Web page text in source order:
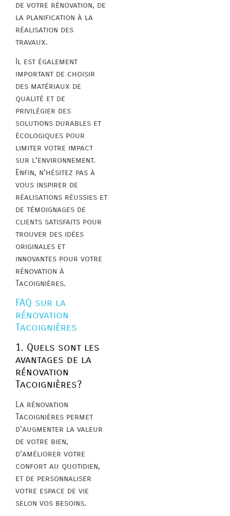
de votre rénovation, de
la planification à la
réalisation des
travaux.
Il est également
important de choisir
des matériaux de
qualité et de
privilégier des
solutions durables et
écologiques pour
limiter votre impact
sur l’environnement.
Enfin, n’hésitez pas à
vous inspirer de
réalisations réussies et
de témoignages de
clients satisfaits pour
trouver des idées
originales et
innovantes pour votre
rénovation à
Tacoignières.
FAQ sur la
rénovation
Tacoignières
1. Quels sont les
avantages de la
rénovation
Tacoignières?
La rénovation
Tacoignières permet
d’augmenter la valeur
de votre bien,
d’améliorer votre
confort au quotidien,
et de personnaliser
votre espace de vie
selon vos besoins.